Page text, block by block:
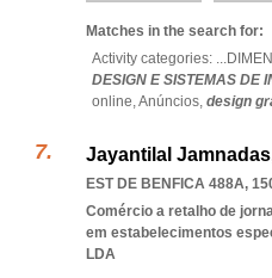
Matches in the search for:
Activity categories: ...
DESIGN E SISTEMAS DE
online,Anúncios, design
Jayantilal
EST DE BENFICA 488A,
Comércio a retalho de
em estabelecimentos
LDA